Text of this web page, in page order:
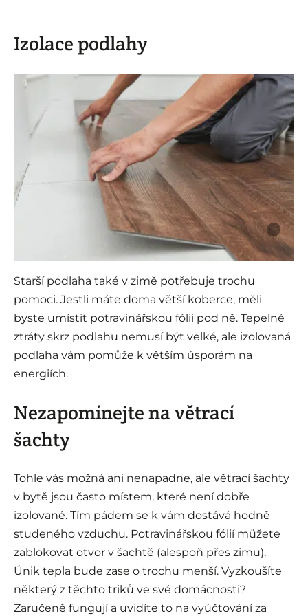
Izolace podlahy
i
Starší podlaha také v zimě potřebuje trochu
pomoci. Jestli máte doma větší koberce, měli
byste umístit potravinářskou fólii pod ně. Tepelné
ztráty skrz podlahu nemusí být velké, ale izolovaná
podlaha vám pomůže k větším úsporám na
energiích.
Nezapomínejte na větrací
šachty
Tohle vás možná ani nenapadne, ale větrací šachty
v bytě jsou často místem, které není dobře
izolované. Tím pádem se k vám dostává hodně
studeného vzduchu. Potravinářskou fólií můžete
zablokovat otvor v šachtě (alespoň přes zimu).
Únik tepla bude zase o trochu menší. Vyzkoušíte
některý z těchto triků ve své domácnosti?
Zaručeně fungují a uvidíte to na vyúčtování za